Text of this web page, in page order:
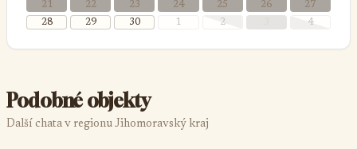
21
22 23 24 25 26
27
28
29 30 1 2 4
Podobné objekty
Další chata v regionu Jihomoravský kraj